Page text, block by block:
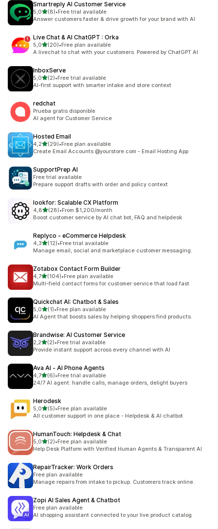
Smartreply AI Customer Service
5,0/ 5 tähteä
(8)
8 arvostelua yhteensä
•Free trial available
Answer customers faster & drive growth for your brand with AI
Live Chat & AI ChatGPT : Orka
5,0/ 5 tähteä
(20)
20 arvostelua yhteensä
•Free plan available
A livechat to chat with your customers. Powered by ChatGPT AI
InboxServe
5,0/ 5 tähteä
(2)
2 arvostelua yhteensä
•Free trial available
AI-first support with smarter intake and store context
redchat
Prueba gratis disponible
AI agent for Customer Service
Hosted Email
4,2/ 5 tähteä
(29)
29 arvostelua yhteensä
•Free plan available
Create Email Accounts @yourstore.com - Email Hosting App
SupportPrep AI
Free trial available
Prepare support drafts with order and policy context
lookfor: Scalable CX Platform
4,8/ 5 tähteä
(28)
28 arvostelua yhteensä
•From $1,200/month
Boost customer service by AI chat bot, FAQ and helpdesk
Replyco ‑ eCommerce Helpdesk
4,3/ 5 tähteä
(12)
12 arvostelua yhteensä
•Free trial available
Manage email, social and marketplace customer messaging.
Zotabox Contact Form Builder
4,7/ 5 tähteä
(104)
104 arvostelua yhteensä
•Free plan available
Multi-field contact forms for customer service that load fast
Quickchat AI: Chatbot & Sales
5,0/ 5 tähteä
(1)
1 arvostelua yhteensä
•Free plan available
AI Agent that boosts sales by helping shoppers find products.
Brandwise: AI Customer Service
2,2/ 5 tähteä
(2)
2 arvostelua yhteensä
•Free trial available
Provide instant support across every channel with AI
Ava AI ‑ AI Phone Agents
4,7/ 5 tähteä
(6)
6 arvostelua yhteensä
•Free trial available
24/7 AI agent: handle calls, manage orders, delight buyers
Herodesk
5,0/ 5 tähteä
(5)
5 arvostelua yhteensä
•Free plan available
All customer support in one place - Helpdesk & AI chatbot
HumanTouch: Helpdesk & Chat
5,0/ 5 tähteä
(2)
2 arvostelua yhteensä
•Free plan available
Help Desk Platform with Verified Human Agents & Transparent AI
RepairTracker: Work Orders
Free plan available
Manage repairs from intake to pickup. Customers track online.
Zopi AI Sales Agent & Chatbot
Free plan available
AI shopping assistant connected to your live product catalog